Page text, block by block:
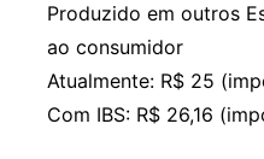
Produzido em outros
ao consumidor
Atualmente: R$ 25
Com IBS: R$ 26,16